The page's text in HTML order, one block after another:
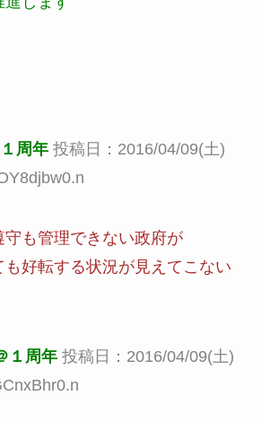
周年 投稿日：2016/04/09(土)
も管理できない政府が
も好転する状況が見えてこない
１周年 投稿日：2016/04/09(土)